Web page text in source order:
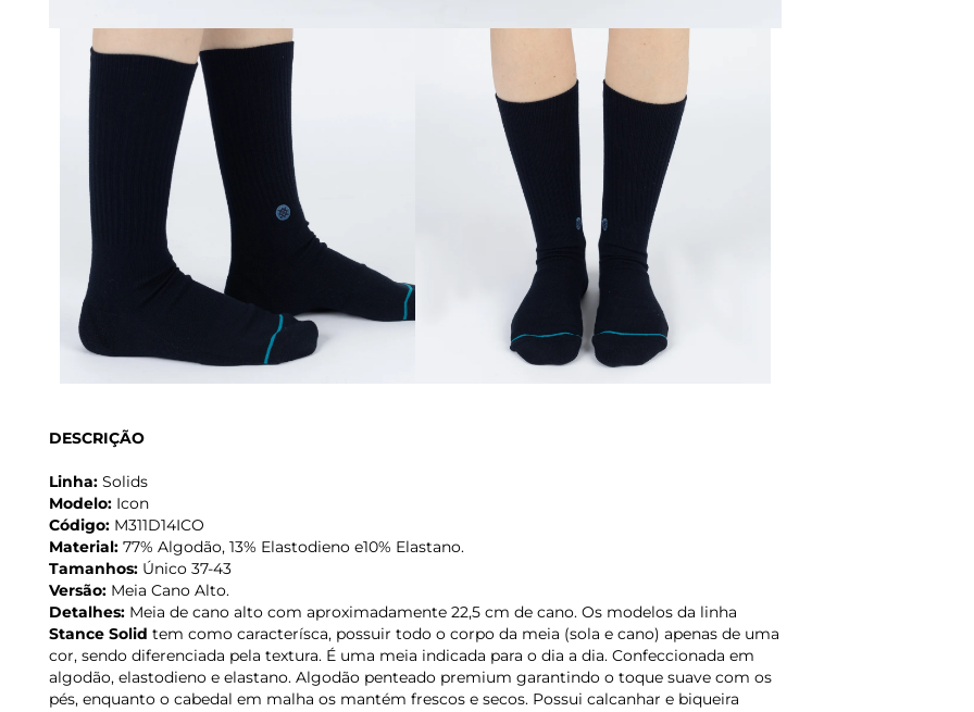
DESCRIÇÃO
Linha: Solids
Modelo: Icon
Código: M311D14ICO
Material: 77% Algodão, 13% Elastodieno e10% Elastano.
Tamanhos: Único 37-43
Versão: Meia Cano Alto.
Detalhes: Meia de cano alto com aproximadamente 22,5 cm de cano. Os modelos da linha
Stance Solid tem como caracterísca, possuir todo o corpo da meia (sola e cano) apenas de uma
cor, sendo diferenciada pela textura. É uma meia indicada para o dia a dia. Confeccionada em
algodão, elastodieno e elastano. Algodão penteado premium garantindo o toque suave com os
pés, enquanto o cabedal em malha os mantém frescos e secos. Possui calcanhar e biqueira